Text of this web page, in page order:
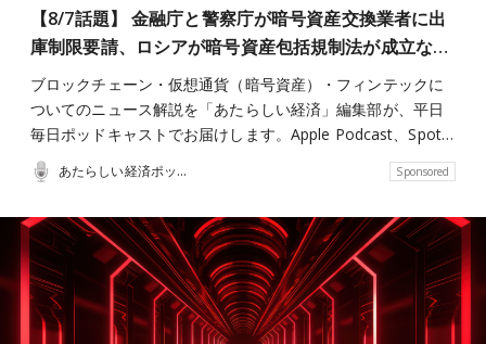
【8/7話題】 金融庁と警察庁が暗号資産交換業者に出
庫制限要請、ロシアが暗号資産包括規制法が成立な…
ブロックチェーン・仮想通貨（暗号資産）・フィンテックに
ついてのニュース解説を「あたらしい経済」編集部が、平日
毎日ポッドキャストでお届けします。Apple Podcast、Spot…
あたらしい経済ポッドキャスト Sponsored